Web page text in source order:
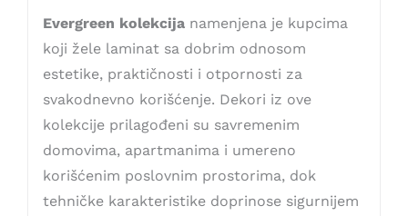
Evergreen kolekcijanamenjena je kupcima
koji žele laminat sa dobrim odnosom
estetike, praktičnosti i otpornosti za
svakodnevno korišćenje. Dekori iz ove
kolekcije prilagođeni su savremenim
domovima, apartmanima i umereno
korišćenim poslovnim prostorima, dok
tehničke karakteristike doprinose sigurnijem